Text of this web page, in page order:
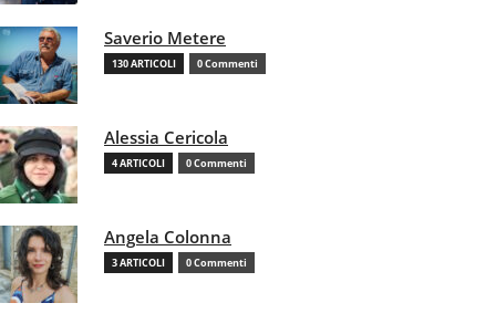
Saverio Metere
130 ARTICOLI 0 Commenti
Alessia Cericola
4 ARTICOLI 0 Commenti
Angela Colonna
3 ARTICOLI 0 Commenti